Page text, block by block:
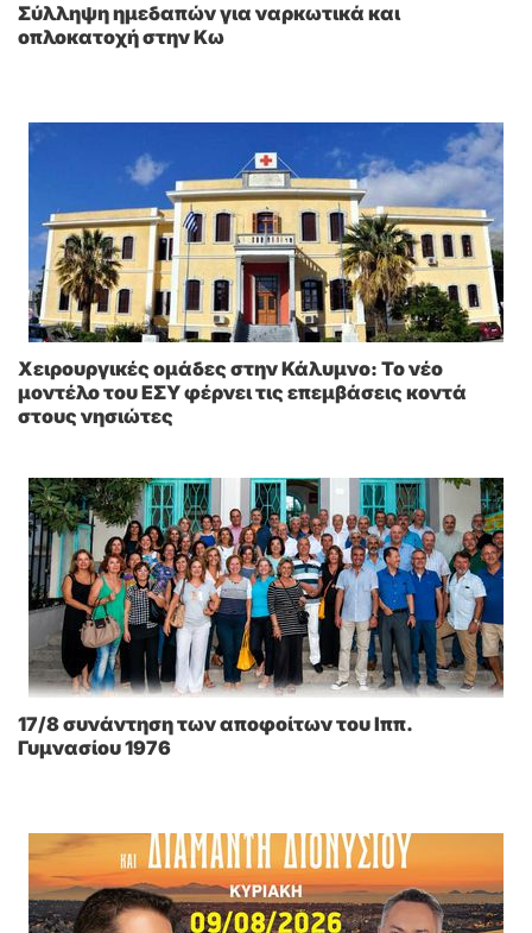
Σύλληψη ημεδαπών για ναρκωτικά και
οπλοκατοχή στην Κω
Χειρουργικές ομάδες στην Κάλυμνο: Το νέο
μοντέλο του ΕΣΥ φέρνει τις επεμβάσεις κοντά
στους νησιώτες
17/8 συνάντηση των αποφοίτων του Ιππ.
Γυμνασίου 1976